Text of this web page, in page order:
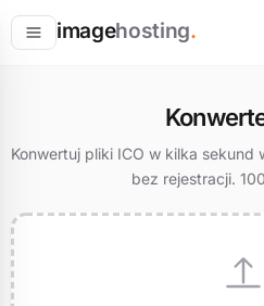
imagehosting.
Konwertuj pliki ICO w kilka sekund
bez rejestracji.